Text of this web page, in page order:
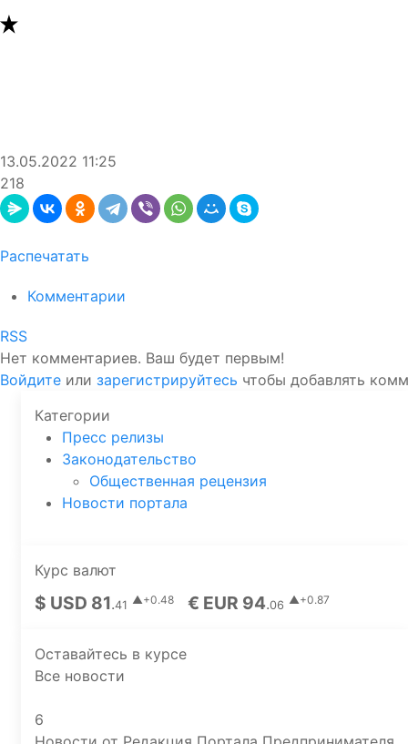
13.05.2022 11:25
218
Распечатать
Комментарии
RSS
Нет комментариев. Ваш будет первым!
Войдите или зарегистрируйтесь чтобы добавлять
Категории
Пресс релизы
Законодательство
Общественная рецензия
Новости портала
Курс валют
$ USD 81.41 ▲+0.48 € EUR 94.06 ▲+0.87
Оставайтесь в курсе
Все новости
6